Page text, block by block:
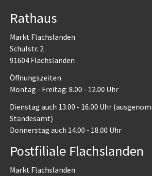
Rathaus
Markt Flachslanden
Schulstr. 2
91604 Flachslanden
Öffnungszeiten
Montag - Freitag: 8.00 - 12.00 Uhr
Dienstag auch 13.00 - 16.00 Uhr
Standesamt)
Donnerstag auch 14.00 - 18.00 Uhr
Postfiliale Flachslanden
Markt Flachslanden